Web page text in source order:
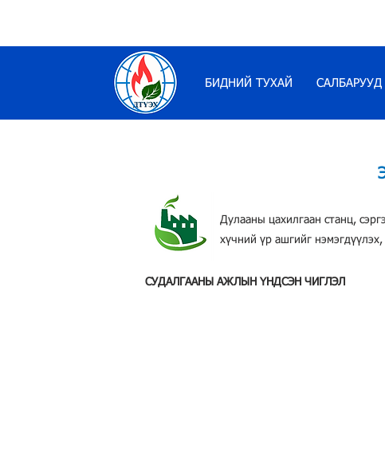
БИДНИЙ ТУХАЙ САЛБАРУУД
Дулааны цахилгаан станц,
хүчний үр ашгийг
СУДАЛГААНЫ АЖЛЫН ҮНДСЭН ЧИГЛЭЛ